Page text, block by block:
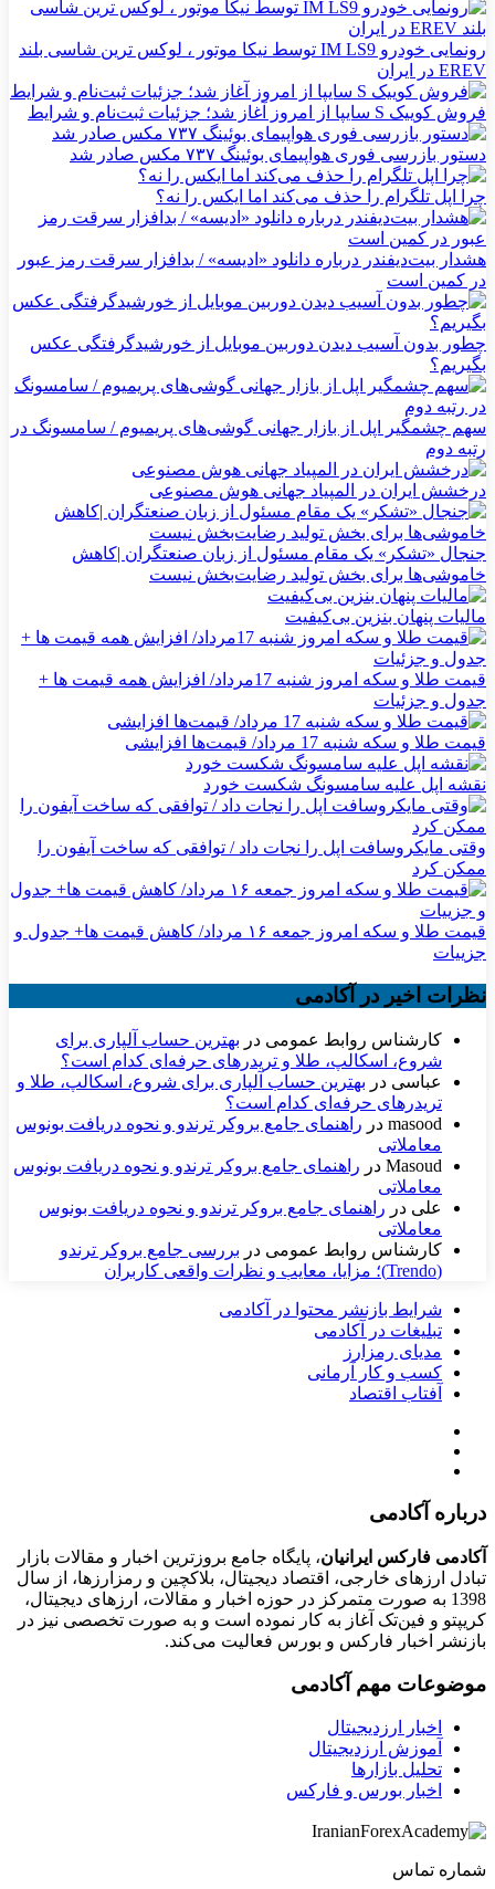
رونمایی خودرو IM LS9 توسط نیکا موتور ، لوکس ترین شاسی بلند
EREV در ایران
فروش کوییک S سایپا از امروز آغاز شد؛ جزئیات ثبت‌نام و شرایط
دستور بازرسی فوری هواپیمای بوئینگ ۷۳۷ مکس صادر شد
چرا اپل تلگرام را حذف می‌کند اما ایکس را نه؟
هشدار بیت‌دیفندر درباره دانلود «ادیسه» / بدافزار سرقت رمز عبور
در کمین است
چطور بدون آسیب دیدن دوربین موبایل از خورشیدگرفتگی عکس
بگیریم؟
سهم چشمگیر اپل از بازار جهانی گوشی‌های پریمیوم / سامسونگ در
رتبه دوم
درخشش ایران در المپیاد جهانی هوش مصنوعی
جنجال «تشکر» یک مقام مسئول از زبان صنعتگران |کاهش
خاموشی‌ها برای بخش تولید رضایت‌بخش نیست
مالیات پنهان بنزین بی‌کیفیت
قیمت طلا و سکه امروز شنبه 17مرداد/ افزایش همه قیمت ها +
جدول و جزئیات
قیمت طلا و سکه شنبه 17 مرداد/ قیمت‌ها افزایشی
نقشه اپل علیه سامسونگ شکست خورد
وقتی مایکروسافت اپل را نجات داد / توافقی که ساخت آیفون را
ممکن کرد
قیمت طلا و سکه امروز جمعه ۱۶ مرداد/ کاهش قیمت ها+ جدول و
جزییات
نظرات اخیر در آکادمی
کارشناس روابط عمومی در بهترین حساب آلپاری برای
شروع، اسکالپ، طلا و تریدرهای حرفه‌ای کدام است؟
عباسی در بهترین حساب آلپاری برای شروع، اسکالپ، طلا و
تریدرهای حرفه‌ای کدام است؟
masood در راهنمای جامع بروکر ترندو و نحوه دریافت بونوس
معاملاتی
Masoud در راهنمای جامع بروکر ترندو و نحوه دریافت بونوس
معاملاتی
علی در راهنمای جامع بروکر ترندو و نحوه دریافت بونوس
معاملاتی
کارشناس روابط عمومی در بررسی جامع بروکر ترندو
(Trendo)؛ مزایا، معایب و نظرات واقعی کاربران
شرایط بازنشر محتوا در آکادمی
تبلیغات در آکادمی
مدیای رمزارز
کسب و کار آرمانی
آفتاب اقتصاد
درباره آکادمی
آکادمی فارکس ایرانیان، پایگاه جامع بروزترین اخبار و مقالات بازار
تبادل ارزهای خارجی، اقتصاد دیجیتال، بلاکچین و رمزارزها، از سال
1398 به صورت متمرکز در حوزه اخبار و مقالات، ارزهای‌ دیجیتال،
کریپتو و فین‌تک آغاز به کار نموده است و به صورت تخصصی نیز در
بازنشر اخبار فارکس و بورس فعالیت می‌کند.
موضوعات مهم آکادمی
اخبار ارزدیجیتال
آموزش ارزدیجیتال
تحلیل بازارها
اخبار بورس و فارکس
شماره تماس